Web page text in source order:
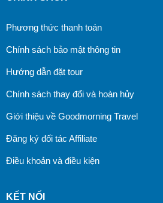
Phương thức thanh toán
Chính sách bảo mật thông tin
Hướng dẫn đặt tour
Chính sách thay đổi và hoàn hủy
Giới thiệu về Goodmorning Travel
Đăng ký đối tác Affiliate
Điều khoản và điều kiện
KẾT NỐI